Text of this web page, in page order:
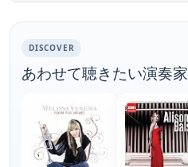
DISCOVER
あわせて聴きたい演奏家